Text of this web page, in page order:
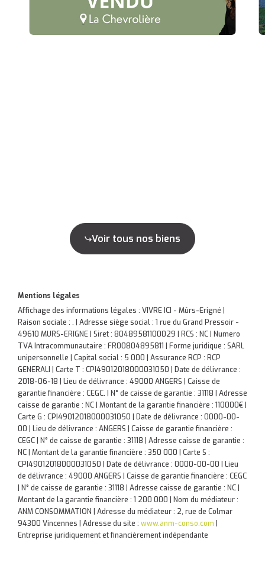
Voir tous nos biens
Mentions légales
Affichage des informations légales : VIVRE ICI - Mûrs-Erigné |
Raison sociale : . | Adresse siège social : 1 rue du Grand Pressoir -
49610 MURS-ERIGNE | Siret : 80489581100029 | RCS : NC | Numero
TVA Intracommunautaire : FR00804895811 | Forme juridique : SARL
unipersonnelle | Capital social : 5 000 | Assurance RCP : RCP
GENERALI | Carte T : CPI49012018000031050 | Date de délivrance :
2018-06-18 | Lieu de délivrance : 49000 ANGERS | Caisse de
garantie financière : CEGC. | N° de caisse de garantie : 31118 | Adresse
caisse de garantie : NC | Montant de la garantie financière : 110000€ |
Carte G : CPI49012018000031050 | Date de délivrance : 0000-00-
00 | Lieu de délivrance : ANGERS | Caisse de garantie financière :
CEGC | N° de caisse de garantie : 31118 | Adresse caisse de garantie :
NC | Montant de la garantie financière : 350 000 | Carte S :
CPI49012018000031050 | Date de délivrance : 0000-00-00 | Lieu
de délivrance : 49000 ANGERS | Caisse de garantie financière : CEGC
| N° de caisse de garantie : 31118 | Adresse caisse de garantie : NC |
Montant de la garantie financière : 1 200 000 | Nom du médiateur :
ANM CONSOMMATION | Adresse du médiateur : 2, rue de Colmar
94300 Vincennes | Adresse du site : www.anm-conso.com
Entreprise juridiquement et financièrement indépendante